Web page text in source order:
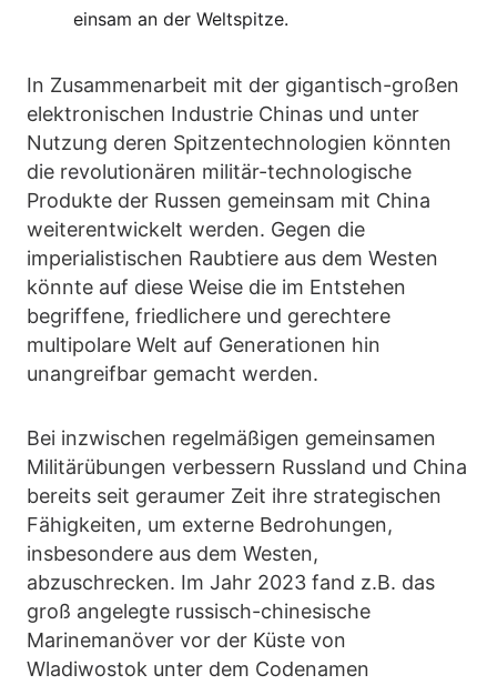
einsam an der Weltspitze.
In Zusammenarbeit mit der gigantisch-großen
elektronischen Industrie Chinas und unter
Nutzung deren Spitzentechnologien könnten
die revolutionären militär-technologische
Produkte der Russen gemeinsam mit China
weiterentwickelt werden. Gegen die
imperialistischen Raubtiere aus dem Westen
könnte auf diese Weise die im Entstehen
begriffene, friedlichere und gerechtere
multipolare Welt auf Generationen hin
unangreifbar gemacht werden.
Bei inzwischen regelmäßigen gemeinsamen
Militärübungen verbessern Russland und China
bereits seit geraumer Zeit ihre strategischen
Fähigkeiten, um externe Bedrohungen,
insbesondere aus dem Westen,
abzuschrecken. Im Jahr 2023 fand z.B. das
groß angelegte russisch-chinesische
Marinemanöver vor der Küste von
Wladiwostok unter dem Codenamen